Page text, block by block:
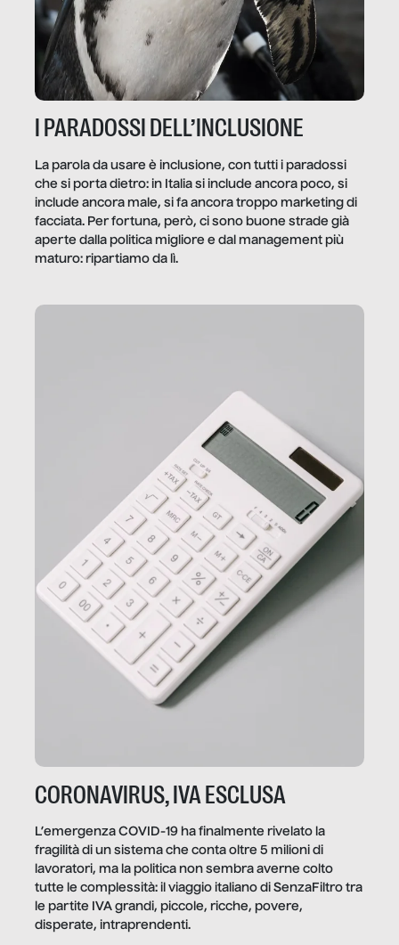
I PARADOSSI DELL’INCLUSIONE
La parola da usare è inclusione, con tutti i paradossi
che si porta dietro: in Italia si include ancora poco, si
include ancora male, si fa ancora troppo marketing di
facciata. Per fortuna, però, ci sono buone strade già
aperte dalla politica migliore e dal management più
maturo: ripartiamo da lì.
CORONAVIRUS, IVA ESCLUSA
L’emergenza COVID-19 ha finalmente rivelato la
fragilità di un sistema che conta oltre 5 milioni di
lavoratori, ma la politica non sembra averne colto
tutte le complessità: il viaggio italiano di SenzaFiltro tra
le partite IVA grandi, piccole, ricche, povere,
disperate, intraprendenti.